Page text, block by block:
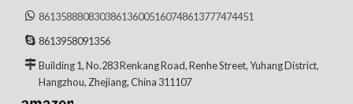
861358880830386136005160748613777474451
8613958091356
Building 1, No.283 Renkang Road, Renhe Street, Yuhang District,
Hangzhou, Zhejiang, China 311107